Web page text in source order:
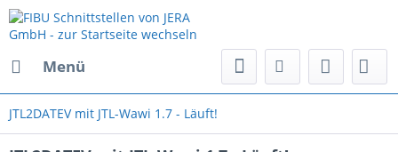
Menü
JTL2DATEV mit JTL-Wawi 1.7 - Läuft!